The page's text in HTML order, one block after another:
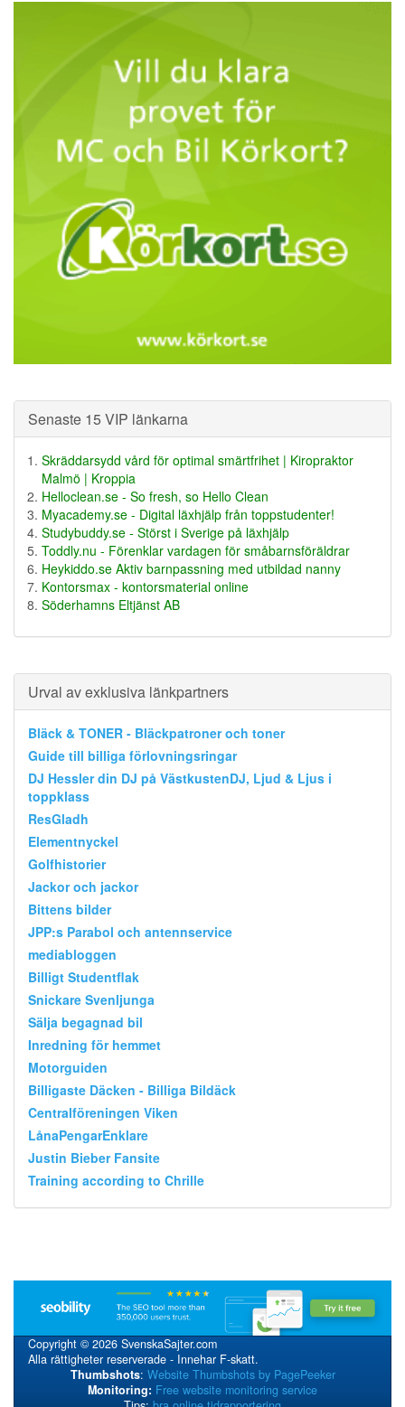
Senaste 15 VIP länkarna
Skräddarsydd vård för optimal smärtfrihet | Kiropraktor
Malmö | Kroppia
Helloclean.se - So fresh, so Hello Clean
Myacademy.se - Digital läxhjälp från toppstudenter!
Studybuddy.se - Störst i Sverige på läxhjälp
Toddly.nu - Förenklar vardagen för småbarnsföräldrar
Heykiddo.se Aktiv barnpassning med utbildad nanny
Kontorsmax - kontorsmaterial online
Söderhamns Eltjänst AB
Urval av exklusiva länkpartners
Bläck & TONER - Bläckpatroner och toner
Guide till billiga förlovningsringar
DJ Hessler din DJ på VästkustenDJ, Ljud & Ljus i
toppklass
ResGladh
Elementnyckel
Golfhistorier
Jackor och jackor
Bittens bilder
JPP:s Parabol och antennservice
mediabloggen
Billigt Studentflak
Snickare Svenljunga
Sälja begagnad bil
Inredning för hemmet
Motorguiden
Billigaste Däcken - Billiga Bildäck
Centralföreningen Viken
LånaPengarEnklare
Justin Bieber Fansite
Training according to Chrille
Copyright © 2026 SvenskaSajter.com
Alla rättigheter reserverade - Innehar F-skatt.
Thumbshots: Website Thumbshots by PagePeeker
Monitoring: Free website monitoring service